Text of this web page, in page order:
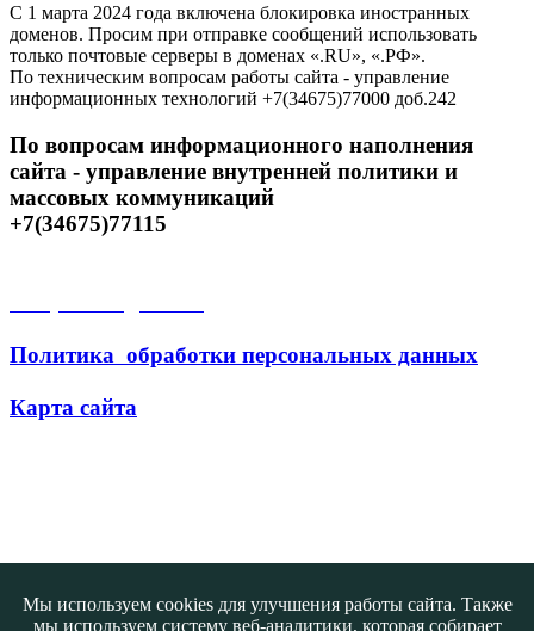
С 1 марта 2024 года включена блокировка иностранных
доменов. Просим при отправке сообщений использовать
только почтовые серверы в доменах «.RU», «.РФ».
По техническим вопросам работы сайта - управление
информационных технологий +7(34675)77000 доб.242
По вопросам информационного наполнения
сайта - управление внутренней политики и
массовых коммуникаций
+7(34675)77115
Политика обработки персональных данных
Карта сайта
Мы используем cookies для улучшения работы сайта. Также
мы используем систему веб-аналитики, которая собирает